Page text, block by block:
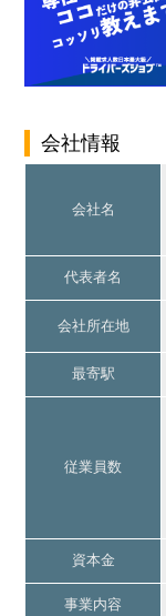
会社情報
会社名
代表者名
会社所在地
最寄駅
従業員数
資本金
事業内容